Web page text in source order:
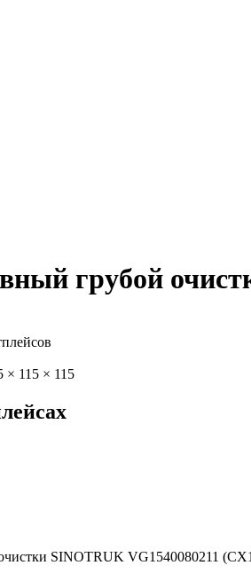
грубой
× 115 × 115